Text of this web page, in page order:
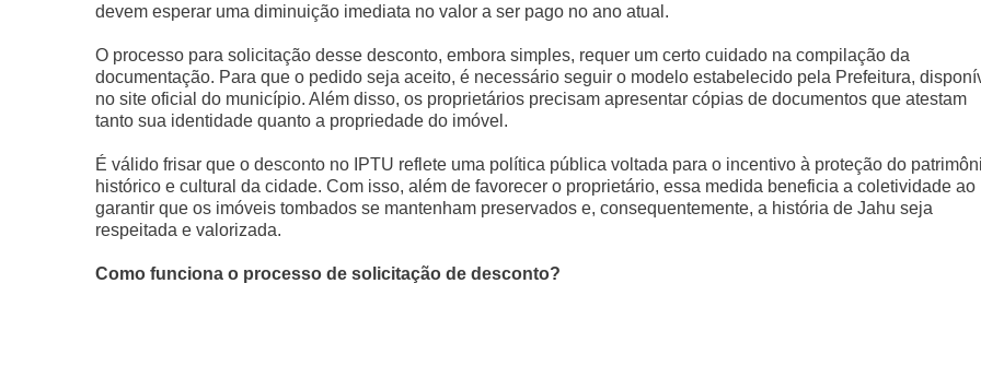
devem esperar uma diminuição imediata no valor a ser pago no ano atual.
O processo para solicitação desse desconto, embora simples, requer um certo cuidado na compilação da
documentação. Para que o pedido seja aceito, é necessário seguir o modelo estabelecido pela Prefeitura,
no site oficial do município. Além disso, os proprietários precisam apresentar cópias de documentos que atestam
tanto sua identidade quanto a propriedade do imóvel.
É válido frisar que o desconto no IPTU reflete uma política pública voltada para o incentivo à proteção do
histórico e cultural da cidade. Com isso, além de favorecer o proprietário, essa medida beneficia a coletividade ao
garantir que os imóveis tombados se mantenham preservados e, consequentemente, a história de Jahu seja
respeitada e valorizada.
Como funciona o processo de solicitação de desconto?